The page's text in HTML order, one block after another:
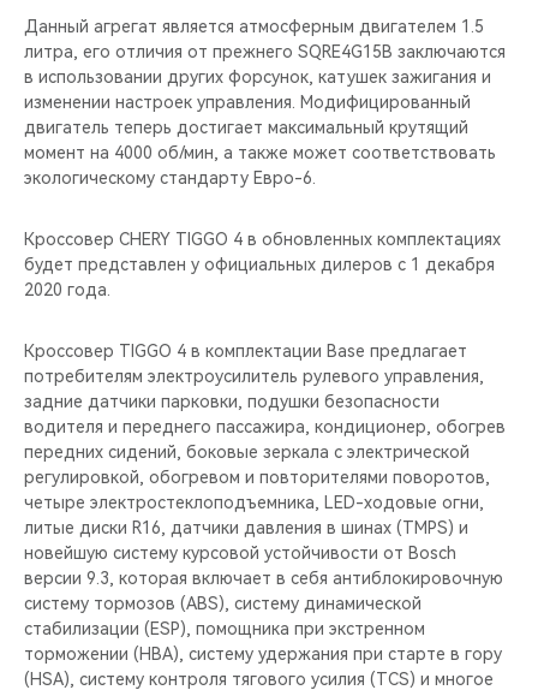
ВИДЕООБЗОРЫ
CHERY ДЛЯ ДЕТЕЙ
Данный агрегат является атмосферным двигателем 1.5
литра, его отличия от прежнего SQRE4G15B заключаются
в использовании других форсунок, катушек зажигания и
изменении настроек управления. Модифицированный
двигатель теперь достигает максимальный крутящий
момент на 4000 об/мин, а также может соответствовать
экологическому стандарту Евро-6.
Кроссовер CHERY TIGGO 4 в обновленных комплектациях
будет представлен у официальных дилеров с 1 декабря
2020 года.
Кроссовер TIGGO 4 в комплектации Base предлагает
потребителям электроусилитель рулевого управления,
задние датчики парковки, подушки безопасности
водителя и переднего пассажира, кондиционер, обогрев
передних сидений, боковые зеркала с электрической
регулировкой, обогревом и повторителями поворотов,
четыре электростеклоподъемника, LED-ходовые огни,
литые диски R16, датчики давления в шинах (TMPS) и
новейшую систему курсовой устойчивости от Bosch
версии 9.3, которая включает в себя антиблокировочную
систему тормозов (ABS), систему динамической
стабилизации (ESP), помощника при экстренном
торможении (HBA), систему удержания при старте в гору
(HSA), систему контроля тягового усилия (TCS) и многое